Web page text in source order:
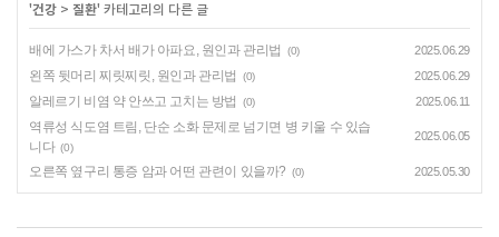
'건강 > 질환' 카테고리의 다른 글
배에 가스가 차서 배가 아파요, 원인과 관리법 (0) 2025.06.29
왼쪽 뒷머리 찌릿찌릿, 원인과 관리법 (0) 2025.06.29
알레르기 비염 약 안쓰고 고치는 방법 (0) 2025.06.11
역류성 식도염 트림, 단순 소화 문제로 넘기면 병 키울 수 있습
니다 (0)
2025.06.05
오른쪽 옆구리 통증 암과 어떤 관련이 있을까? (0) 2025.05.30